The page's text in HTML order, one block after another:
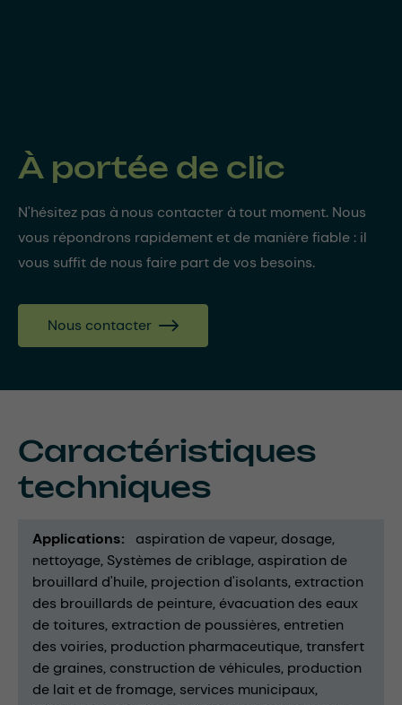
À portée de clic
N'hésitez pas à nous contacter à tout moment. Nous
vous répondrons rapidement et de manière fiable : il
vous suffit de nous faire part de vos besoins.
Nous contacter
Caractéristiques
techniques
Applications aspiration de vapeur dosage
nettoyage Systèmes de criblage aspiration de
brouillard d'huile projection d'isolants extraction
des brouillards de peinture évacuation des eaux
de toitures extraction de poussières entretien
des voiries production pharmaceutique transfert
de graines construction de véhicules production
de lait et de fromage services municipaux